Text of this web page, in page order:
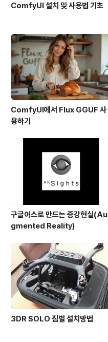
ComfyUI 설치 및 사용법 기초
ComfyUI에서 Flux GGUF 사
용하기
구글어스로 만드는 증강현실(Au
gmented Reality)
3DR SOLO 짐벌 설치방법